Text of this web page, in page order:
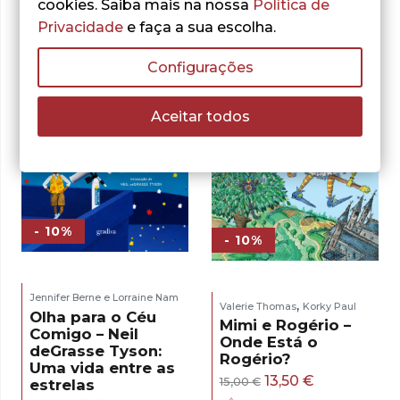
- 10%
Jennifer Berne e Lorraine Nam
Olha para o Céu
Comigo – Neil
deGrasse Tyson:
Uma vida entre as
estrelas
- 10%
Valerie Thomas, Korky Paul
Mimi e Rogério –
Onde Está o
Rogério?
15,00€ O
13,50 €O
cookies. Saiba mais na nossa Política de
Privacidade e faça a sua escolha.
Configurações
Aceitar todos